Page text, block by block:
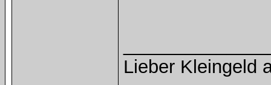
Lieber Kleingeld